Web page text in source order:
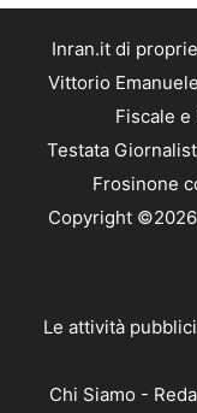
Inran.it di
Vittorio
Fiscale
Testata
Frosinone
Copyright
Le attività
Chi Siamo -